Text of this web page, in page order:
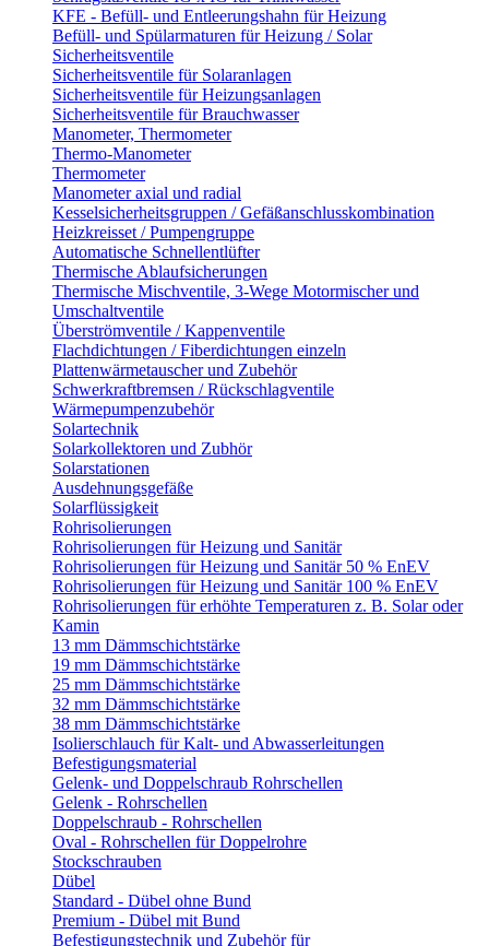
KFE - Befüll- und Entleerungshahn für Heizung
Befüll- und Spülarmaturen für Heizung / Solar
Sicherheitsventile
Sicherheitsventile für Solaranlagen
Sicherheitsventile für Heizungsanlagen
Sicherheitsventile für Brauchwasser
Manometer, Thermometer
Thermo-Manometer
Thermometer
Manometer axial und radial
Kesselsicherheitsgruppen / Gefäßanschlusskombination
Heizkreisset / Pumpengruppe
Automatische Schnellentlüfter
Thermische Ablaufsicherungen
Thermische Mischventile, 3-Wege Motormischer und
Umschaltventile
Überströmventile / Kappenventile
Flachdichtungen / Fiberdichtungen einzeln
Plattenwärmetauscher und Zubehör
Schwerkraftbremsen / Rückschlagventile
Wärmepumpenzubehör
Solartechnik
Solarkollektoren und Zubhör
Solarstationen
Ausdehnungsgefäße
Solarflüssigkeit
Rohrisolierungen
Rohrisolierungen für Heizung und Sanitär
Rohrisolierungen für Heizung und Sanitär 50 % EnEV
Rohrisolierungen für Heizung und Sanitär 100 % EnEV
Rohrisolierungen für erhöhte Temperaturen z. B. Solar oder
Kamin
13 mm Dämmschichtstärke
19 mm Dämmschichtstärke
25 mm Dämmschichtstärke
32 mm Dämmschichtstärke
38 mm Dämmschichtstärke
Isolierschlauch für Kalt- und Abwasserleitungen
Befestigungsmaterial
Gelenk- und Doppelschraub Rohrschellen
Gelenk - Rohrschellen
Doppelschraub - Rohrschellen
Oval - Rohrschellen für Doppelrohre
Stockschrauben
Dübel
Standard - Dübel ohne Bund
Premium - Dübel mit Bund
Befestigungstechnik und Zubehör für